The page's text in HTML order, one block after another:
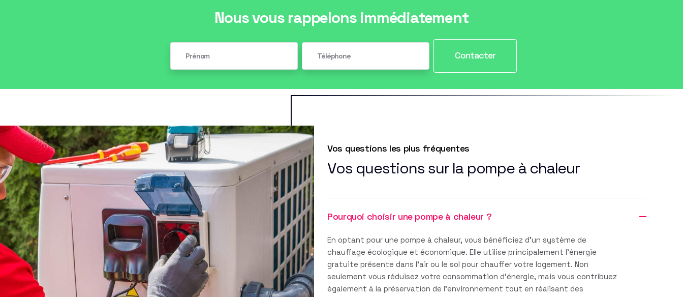
Nous vous rappelons immédiatement
Contacter
Vos questions les plus fréquentes
Vos questions sur la pompe à chaleur
Pourquoi choisir une pompe à chaleur ?
En optant pour une pompe à chaleur, vous bénéficiez d'un système de
chauffage écologique et économique. Elle utilise principalement l'énergie
gratuite présente dans l'air ou le sol pour chauffer votre logement. Non
seulement vous réduisez votre consommation d'énergie, mais vous contribuez
également à la préservation de l'environnement tout en réalisant des